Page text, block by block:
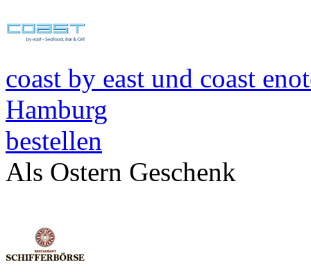
coast by east und coast
Hamburg
bestellen
Als Ostern Geschenk